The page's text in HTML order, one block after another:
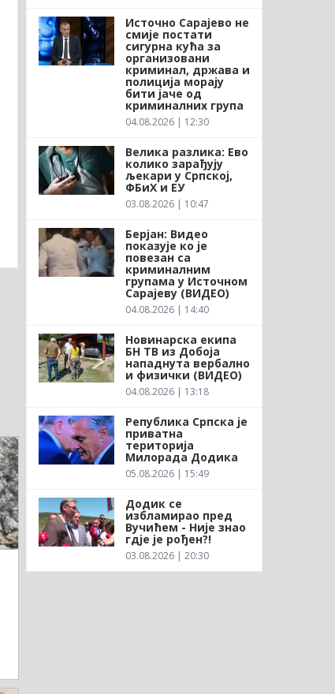
Источно Сарајево не
смије постати
сигурна кућа за
организовани
криминал, држава и
полиција морају
бити јаче од
криминалних група
04.08.2026 | 12:30
Велика разлика: Ево
колико зарађују
љекари у Српској,
ФБиХ и ЕУ
03.08.2026 | 10:47
Берјан: Видео
показује ко је
повезан са
криминалним
групама у Источном
Сарајеву (ВИДЕО)
04.08.2026 | 14:40
Новинарска екипа
БН ТВ из Добоја
нападнута вербално
и физички (ВИДЕО)
04.08.2026 | 13:18
Република Српска је
приватна
територија
Милорада Додика
05.08.2026 | 15:49
Додик се
избламирао пред
Вучићем - Није знао
гдје је рођен?!
03.08.2026 | 20:30